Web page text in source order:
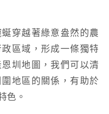
穿越著綠意盎然的農
區域，形成一條獨特
圳地圖，我們可以清
地區的關係，有助於
色。